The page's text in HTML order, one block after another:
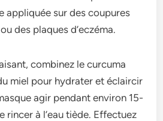
appliquée sur des coupures
des plaques d’eczéma.
combinez le curcuma
miel pour hydrater et éclaircir
agir pendant environ 15-
rincer à l’eau tiède. Effectuez